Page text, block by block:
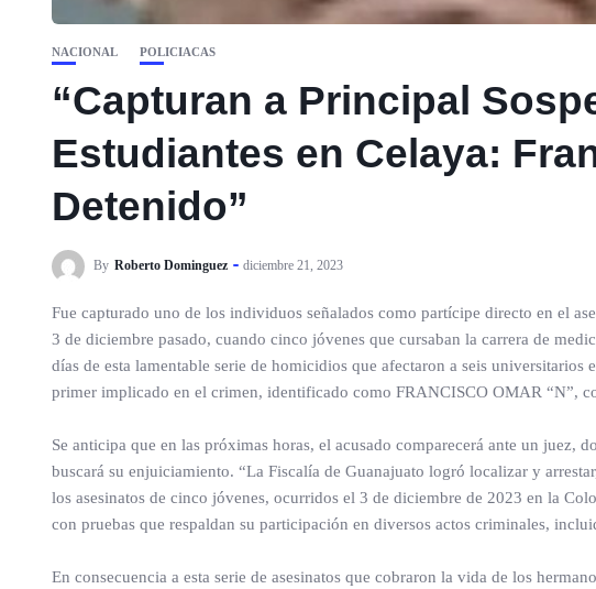
NACIONAL POLICIACAS
“Capturan a Principal
Estudiantes en Celaya:
Detenido”
By Roberto Dominguez diciembre 21, 2023
Fue capturado uno de los individuos señalados como partícipe directo en el
3 de diciembre pasado, cuando cinco jóvenes que cursaban la carrera de
días de esta lamentable serie de homicidios que afectaron a seis
primer implicado en el crimen, identificado como FRANCISCO OMAR “N”,
Se anticipa que en las próximas horas, el acusado comparecerá ante un juez,
buscará su enjuiciamiento. “La Fiscalía de Guanajuato logró localizar y
los asesinatos de cinco jóvenes, ocurridos el 3 de diciembre de 2023 en la
con pruebas que respaldan su participación en diversos actos criminales,
En consecuencia a esta serie de asesinatos que cobraron la vida de los